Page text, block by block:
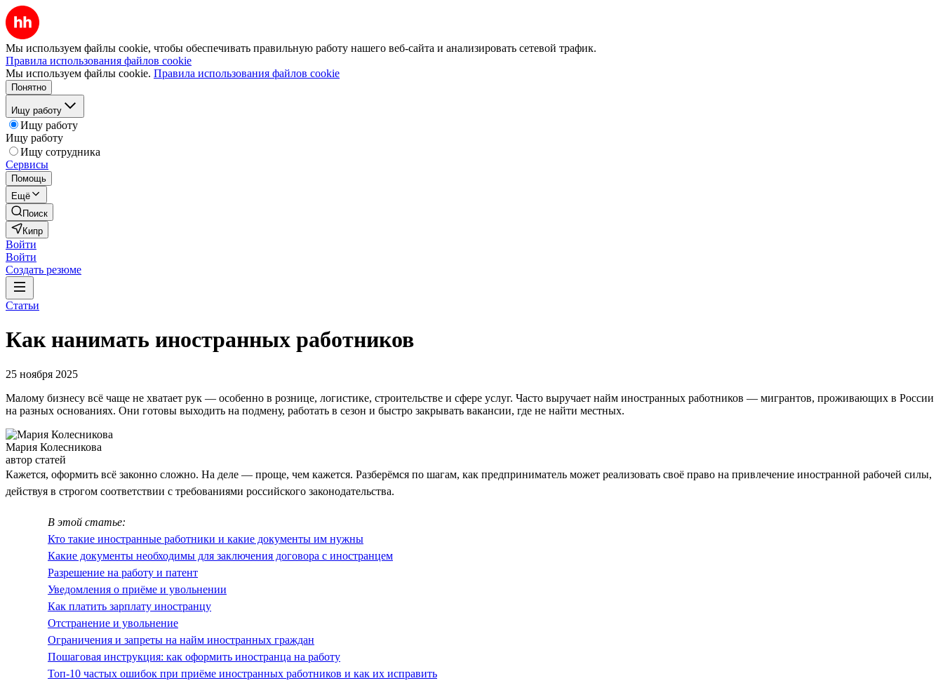
Мы используем файлы cookie, чтобы обеспечивать правильную работу нашего веб-сайта и анализировать сетевой трафик.
Правила использования файлов cookie
Мы используем файлы cookie. Правила использования файлов cookie
Понятно
Ищу работу
Ищу работу
Ищу работу
Ищу сотрудника
Сервисы
Помощь
Ещё
Поиск
Кипр
Войти
Войти
Создать резюме
Статьи
Как нанимать иностранных работников
25 ноября 2025
Малому бизнесу всё чаще не хватает рук — особенно в рознице, логистике, строительстве и сфере услуг. Часто выручает найм иностранных работников — мигрантов, проживающих в России
на разных основаниях. Они готовы выходить на подмену, работать в сезон и быстро закрывать вакансии, где не найти местных.
Мария Колесникова
автор статей
Кажется, оформить всё законно сложно. На деле — проще, чем кажется. Разберёмся по шагам, как предприниматель может реализовать своё право на привлечение иностранной рабочей силы,
действуя в строгом соответствии с требованиями российского законодательства.
В этой статье:
Кто такие иностранные работники и какие документы им нужны
Какие документы необходимы для заключения договора с иностранцем
Разрешение на работу и патент
Уведомления о приёме и увольнении
Как платить зарплату иностранцу
Отстранение и увольнение
Ограничения и запреты на найм иностранных граждан
Пошаговая инструкция: как оформить иностранца на работу
Топ-10 частых ошибок при приёме иностранных работников и как их исправить